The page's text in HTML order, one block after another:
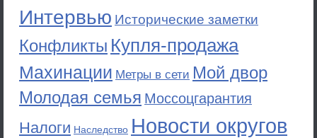
Интервью Исторические заметки
Конфликты Купля-продажа
Махинации Метры в сети Мой двор
Молодая семья Моссоцгарантия
Налоги Наследство Новости округов